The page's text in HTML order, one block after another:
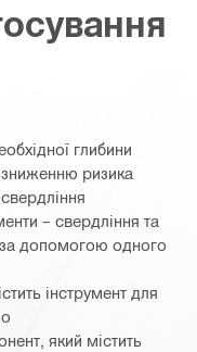
глибини
ризика
– свердління та
допомогою одного
інструмент для
який містить